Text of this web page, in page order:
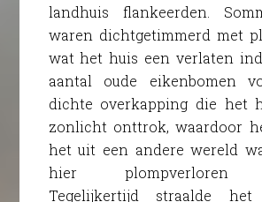
landhuis flankeerden.
waren dichtgetimmerd met
wat het huis een verlaten
aantal oude eikenbomen
dichte overkapping die het
zonlicht onttrok, waardoor
het uit een andere wereld
hier plompverloren
Tegelijkertijd straalde